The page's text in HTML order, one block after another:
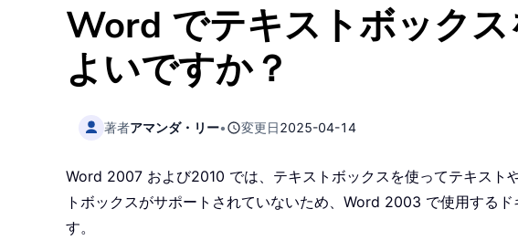
Word でテキストボック
よいですか？
著者アマンダ・リー• 変更日2025-04-14
Word 2007 および2010 では、テキストボックスを使ってテキス
トボックスがサポートされていないため、Word 2003 で使用する
す。